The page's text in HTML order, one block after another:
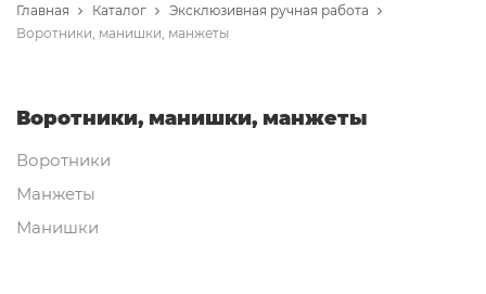
Главная Каталог
Эксклюзивная ручная работа
Воротники, манишки, манжеты
Воротники, манишки, манжеты
Воротники
Манжеты
Манишки